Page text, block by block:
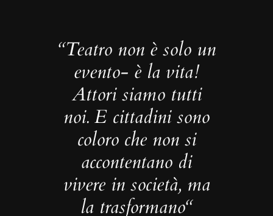
“Teatro non è solo un
evento- è la vita!
Attori siamo tutti
noi. E cittadini sono
coloro che non si
accontentano di
vivere in società, ma
la trasformano“